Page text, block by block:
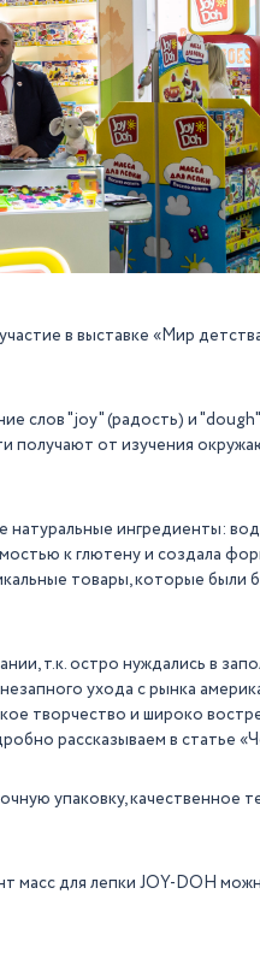
в выставке «Мир
слов "joy" (радость) и
получают от изучения
натуральные ингредиенты:
к глютену и создала
товары, которые были
т.к. остро нуждались в
ухода с рынка
творчество и широко
рассказываем в статье
упаковку, качественное
для лепки JOY-DOH